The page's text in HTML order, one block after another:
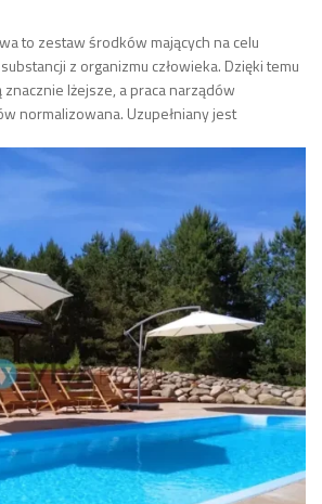
to zestaw środków mających na celu
z organizmu człowieka. Dzięki temu
lżejsze, a praca narządów
normalizowana. Uzupełniany jest